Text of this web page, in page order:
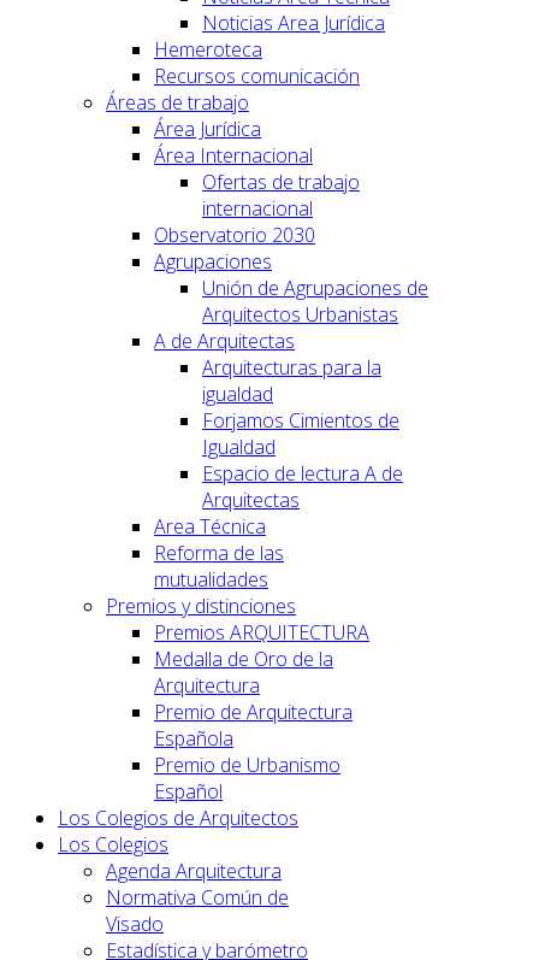
Noticias Area Jurídica
Hemeroteca
Recursos comunicación
Áreas de trabajo
Área Jurídica
Área Internacional
Ofertas de trabajo
internacional
Observatorio 2030
Agrupaciones
Unión de Agrupaciones de
Arquitectos Urbanistas
A de Arquitectas
Arquitecturas para la
igualdad
Forjamos Cimientos de
Igualdad
Espacio de lectura A de
Arquitectas
Area Técnica
Reforma de las
mutualidades
Premios y distinciones
Premios ARQUITECTURA
Medalla de Oro de la
Arquitectura
Premio de Arquitectura
Española
Premio de Urbanismo
Español
Los Colegios de Arquitectos
Los Colegios
Agenda Arquitectura
Normativa Común de
Visado
Estadística y barómetro